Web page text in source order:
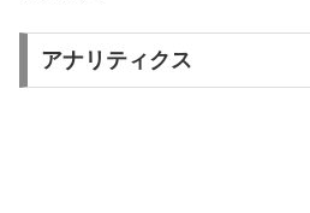
アナリティクス